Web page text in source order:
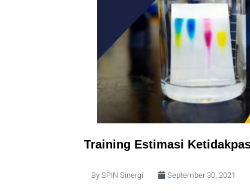
Training Estimasi
By SPIN Sinergi September 30, 2021